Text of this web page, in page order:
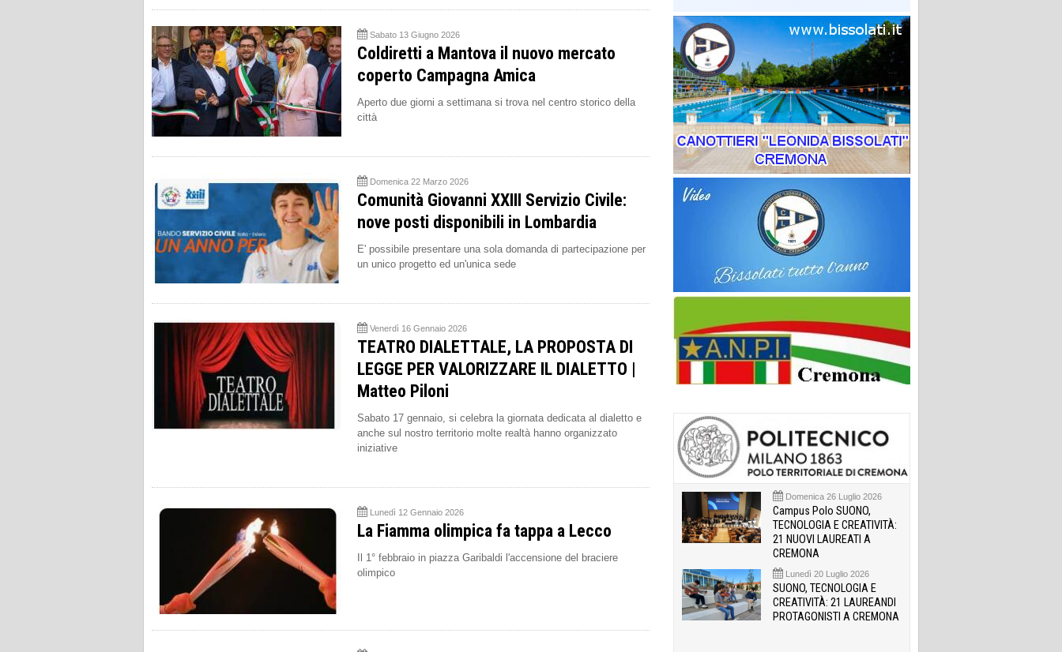
Sabato 13 Giugno 2026
Coldiretti a Mantova il nuovo mercato
coperto Campagna Amica
Aperto due giorni a settimana si trova nel centro storico della
città
Domenica 22 Marzo 2026
Comunità Giovanni XXIII Servizio Civile:
nove posti disponibili in Lombardia
E' possibile presentare una sola domanda di partecipazione per
un unico progetto ed un'unica sede
Venerdì 16 Gennaio 2026
TEATRO DIALETTALE, LA PROPOSTA DI
LEGGE PER VALORIZZARE IL DIALETTO |
Matteo Piloni
Sabato 17 gennaio, si celebra la giornata dedicata al dialetto e
anche sul nostro territorio molte realtà hanno organizzato
iniziative
Lunedì 12 Gennaio 2026
La Fiamma olimpica fa tappa a Lecco
Il 1° febbraio in piazza Garibaldi l'accensione del braciere
olimpico
Domenica 26 Luglio 2026
Campus Polo SUONO,
TECNOLOGIA E CREATIVITÀ:
21 NUOVI LAUREATI A
CREMONA
Lunedì 20 Luglio 2026
SUONO, TECNOLOGIA E
CREATIVITÀ: 21 LAUREANDI
PROTAGONISTI A CREMONA